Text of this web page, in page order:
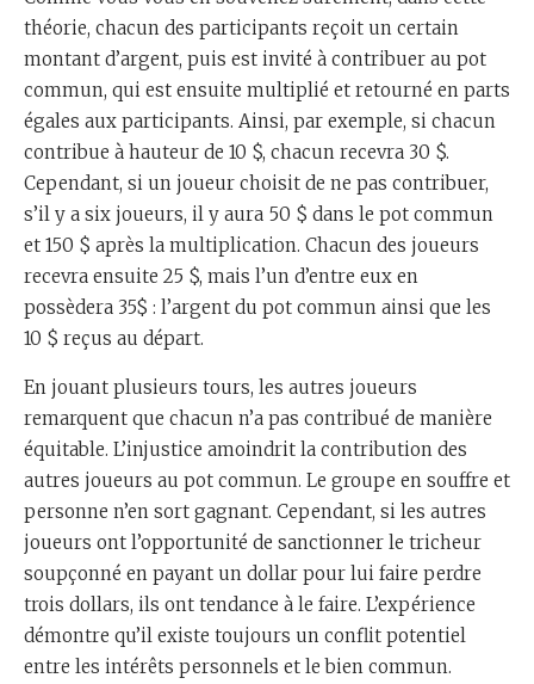
théorie, chacun des participants reçoit un certain
montant d’argent, puis est invité à contribuer au pot
commun, qui est ensuite multiplié et retourné en parts
égales aux participants. Ainsi, par exemple, si chacun
contribue à hauteur de 10 $, chacun recevra 30 $.
Cependant, si un joueur choisit de ne pas contribuer,
s’il y a six joueurs, il y aura 50 $ dans le pot commun
et 150 $ après la multiplication. Chacun des joueurs
recevra ensuite 25 $, mais l’un d’entre eux en
possèdera 35$ : l’argent du pot commun ainsi que les
10 $ reçus au départ.
En jouant plusieurs tours, les autres joueurs
remarquent que chacun n’a pas contribué de manière
équitable. L’injustice amoindrit la contribution des
autres joueurs au pot commun. Le groupe en souffre et
personne n’en sort gagnant. Cependant, si les autres
joueurs ont l’opportunité de sanctionner le tricheur
soupçonné en payant un dollar pour lui faire perdre
trois dollars, ils ont tendance à le faire. L’expérience
démontre qu’il existe toujours un conflit potentiel
entre les intérêts personnels et le bien commun.